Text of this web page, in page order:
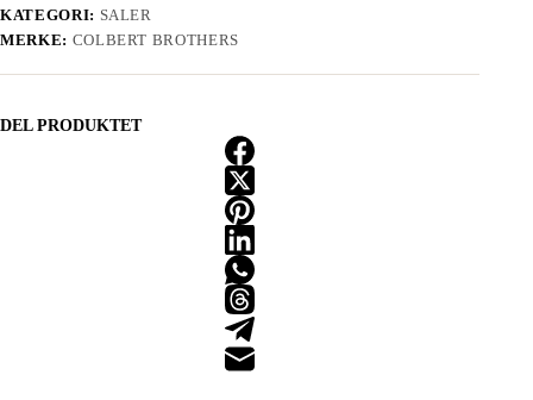
KATEGORI: SALER
MERKE: COLBERT BROTHERS
DEL PRODUKTET